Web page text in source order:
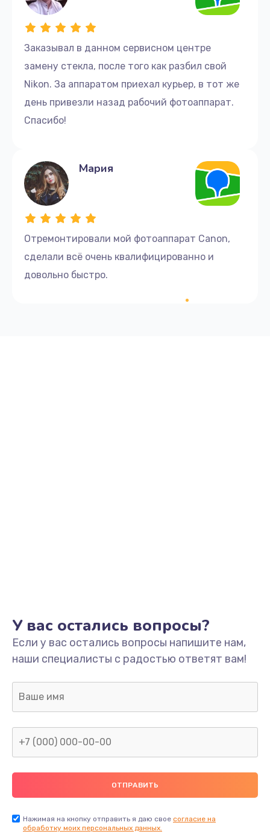
Заказывал в данном сервисном центре
замену стекла, после того как разбил свой
Nikon. За аппаратом приехал курьер, в тот же
день привезли назад рабочий фотоаппарат.
Спасибо!
Отремонтировали мой фотоаппарат Canon,
сделали всё очень квалифицированно и
довольно быстро.
Мария
У вас остались вопросы?
Если у вас остались вопросы напишите нам,
наши специалисты с радостью ответят вам!
Нажимая на кнопку отправить я даю свое согласие на
обработку моих персональных данных.